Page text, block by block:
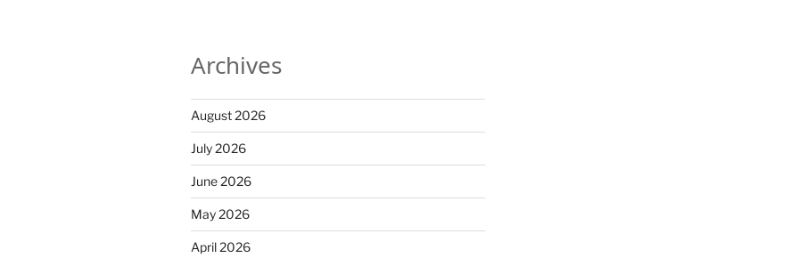
Archives
August 2026
July 2026
June 2026
May 2026
April 2026